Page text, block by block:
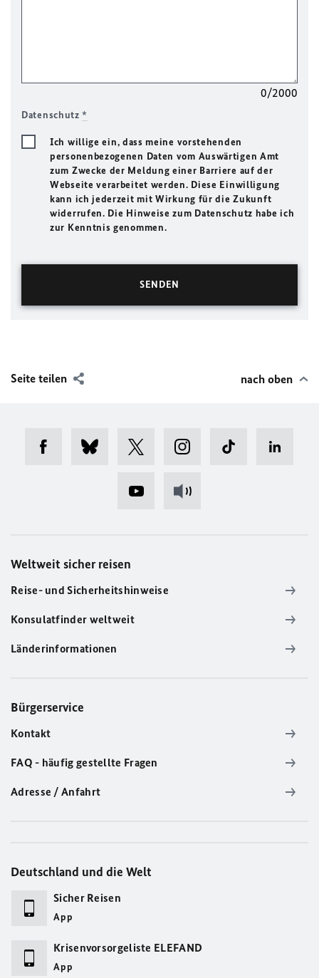
0/2000
Datenschutz*
Ich willige ein, dass meine vorstehenden
personenbezogenen Daten vom Auswärtigen Amt
zum Zwecke der Meldung einer Barriere auf der
Webseite verarbeitet werden. Diese Einwilligung
kann ich jederzeit mit Wirkung für die Zukunft
widerrufen. Die Hinweise zum Datenschutz habe ich
zur Kenntnis genommen.
Seite teilen nach oben
Weltweit sicher reisen
Reise- und Sicherheitshinweise
Konsulatfinder weltweit
Länderinformationen
Bürgerservice
Kontakt
FAQ - häufig gestellte Fragen
Adresse / Anfahrt
Deutschland und die Welt
Sicher Reisen
App
Krisenvorsorgeliste ELEFAND
App